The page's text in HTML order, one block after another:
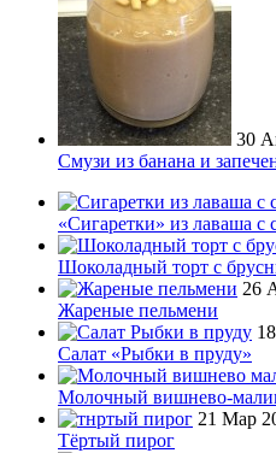
30
Смузи из банана и
«Сигаретки» из лаваша с
Шоколадный торт с
26
Жареные пельмени
Салат «Рыбки в пруду»
Молочный вишнево-
21 Мар
Тёртый пирог